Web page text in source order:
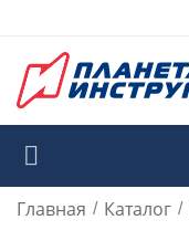
Главная / Каталог /